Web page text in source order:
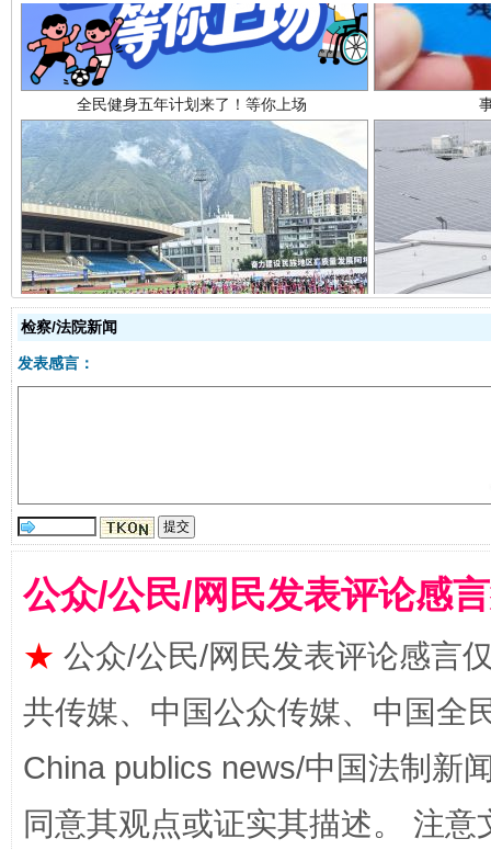
阿坝州三大球赛在茂县开幕 规模
国家大学科技园优化重塑工作
扯下公款旅游的“隐身衣” 如何以
检察/法院新闻
发表感言：
公众/公民/网民发表评论感
★ 公众/公民/网民发表评论感言
共传媒、中国公众传媒、中国全
China publics news/中国法制新
同意其观点或证实其描述。 注